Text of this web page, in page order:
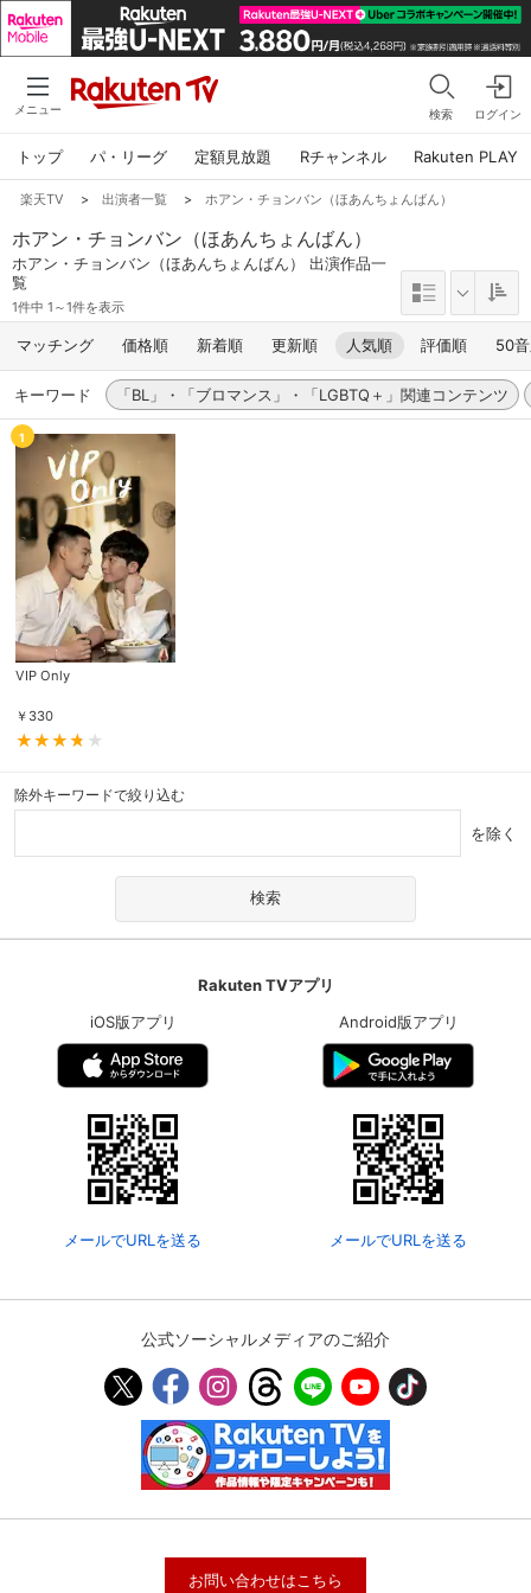
メニュー 検索 ログイン
トップ パ・リーグ 定額見放題 Rチャンネル Rakuten PLAY
楽天TV > 出演者一覧 > ホアン・チョンバン（ほあんちょんばん）
ホアン・チョンバン（ほあんちょんばん）
ホアン・チョンバン（ほあんちょんばん） 出演作品一
覧
1件中 1～1件を表示
マッチング 価格順 新着順 更新順 人気順 評価順 50
キーワード 「BL」・「ブロマンス」・「LGBTQ＋」関連コンテンツ
1
VIP Only
￥ 330
除外キーワードで絞り込む
を除く
Rakuten TVアプリ
iOS版アプリ
メールでURLを送る
Android版アプリ
メールでURLを送る
公式ソーシャルメディアのご紹介
お問い合わせはこちら